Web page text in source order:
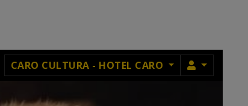
CARO CULTURA - HOTEL CARO MEMBRU